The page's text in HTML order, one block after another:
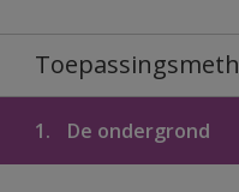
1. De ondergrond